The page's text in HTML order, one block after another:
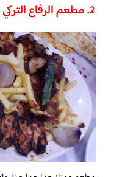
2. مطعم الرفاع التركي